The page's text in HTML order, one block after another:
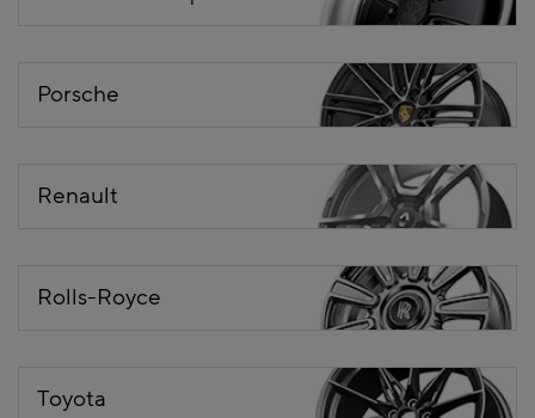
Porsche
Renault
Rolls-Royce
Toyota